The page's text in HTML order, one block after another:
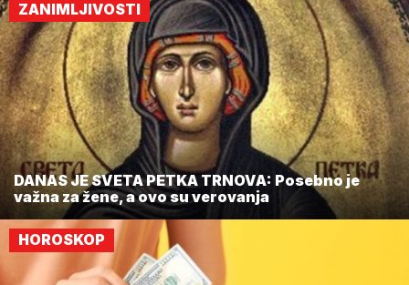
ZANIMLJIVOSTI
DANAS JE SVETA PETKA TRNOVA: Posebno je
važna za žene, a ovo su verovanja
HOROSKOP